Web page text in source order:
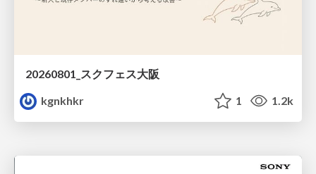
20260801_スクフェス大阪
kgnkhkr
1 1.2k